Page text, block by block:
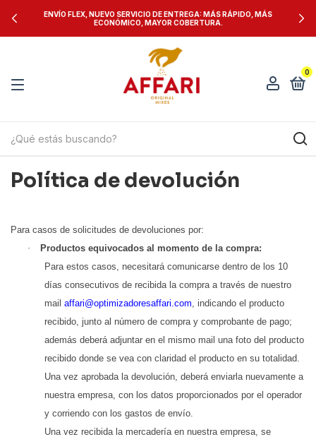
ENVÍO FLEX, NUEVO SERVICIO DE ENTREGA: MÁS RÁPIDO, MÁS
ECONÓMICO, MAYOR COBERTURA.
0
Política de devolución
Para casos de solicitudes de devoluciones por:
·
Productos equivocados al momento de la compra:
Para estos casos, necesitará comunicarse dentro de los 10
días consecutivos de recibida la compra a través de nuestro
mail affari@optimizadoresaffari.com, indicando el producto
recibido, junto al número de compra y comprobante de pago;
además deberá adjuntar en el mismo mail una foto del producto
recibido donde se vea con claridad el producto en su totalidad.
Una vez aprobada la devolución, deberá enviarla nuevamente a
nuestra empresa, con los datos proporcionados por el operador
y corriendo con los gastos de envío.
Una vez recibida la mercadería en nuestra empresa, se